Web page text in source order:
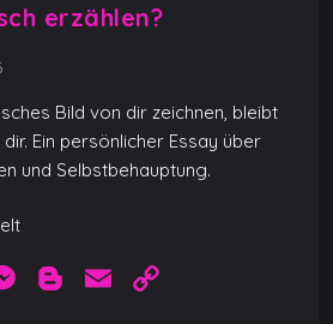
erzählen?
Bild von dir zeichnen, bleibt
Ein persönlicher Essay über
und Selbstbehauptung.
M
Bl E